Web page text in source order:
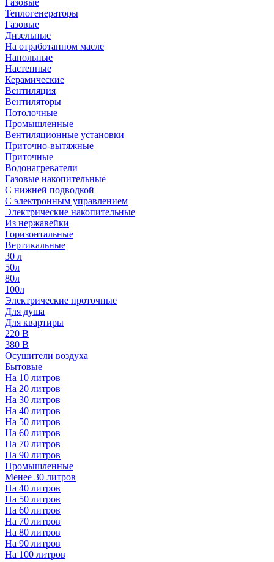
Газовые
Теплогенераторы
Газовые
Дизельные
На отработанном масле
Напольные
Настенные
Керамические
Вентиляция
Вентиляторы
Потолочные
Промышленные
Вентиляционные установки
Приточно-вытяжные
Приточные
Водонагреватели
Газовые накопительные
С нижней подводкой
С электронным управлением
Электрические накопительные
Из нержавейки
Горизонтальные
Вертикальные
30 л
50л
80л
100л
Электрические проточные
Для душа
Для квартиры
220 В
380 В
Осушители воздуха
Бытовые
На 10 литров
На 20 литров
На 30 литров
На 40 литров
На 50 литров
На 60 литров
На 70 литров
На 90 литров
Промышленные
Менее 30 литров
На 40 литров
На 50 литров
На 60 литров
На 70 литров
На 80 литров
На 90 литров
На 100 литров